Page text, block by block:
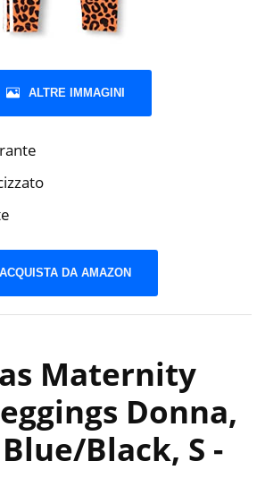
ALTRE IMMAGINI
ACQUISTA DA AMAZON
Maternity
Donna,
Black, S -